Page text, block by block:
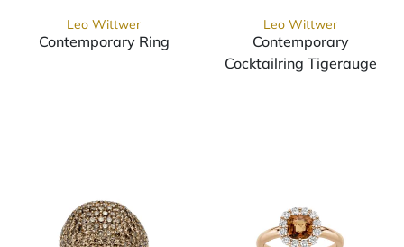
Leo Wittwer
Contemporary Ring
Leo Wittwer Contemporary Ring, Ref: 12-
Leo Wittwer
Contemporary
Cocktailring Tigerauge